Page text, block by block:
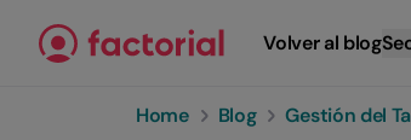
Volver al blog
Home Blog Gestión del